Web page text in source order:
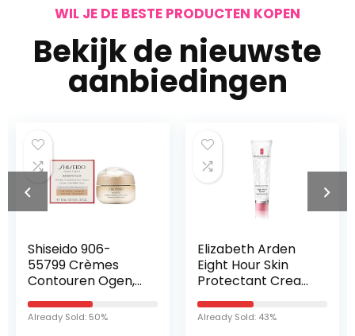
WIL JE DE BESTE PRODUCTEN KOPEN
Bekijk de nieuwste
aanbiedingen
Shiseido 906-
55799 Crèmes
Contouren Ogen,
15ml (pak van
1),Veelkleurig
Already Sold: 50%
Elizabeth Arden
Eight Hour Skin
Protectant Cream
parfumvrij, 50 ml
Already Sold: 43%